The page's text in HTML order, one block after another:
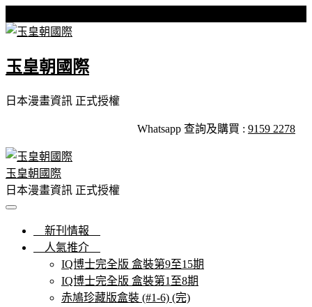
to
content
玉皇朝國際
日本漫畫資訊 正式授權
Whatsapp 查詢及購買 : 9159 2278
玉皇朝國際
日本漫畫資訊 正式授權
新刊情報
人氣推介
IQ博士完全版 盒裝第9至15期
IQ博士完全版 盒裝第1至8期
赤鳩珍藏版盒裝 (#1-6) (完)